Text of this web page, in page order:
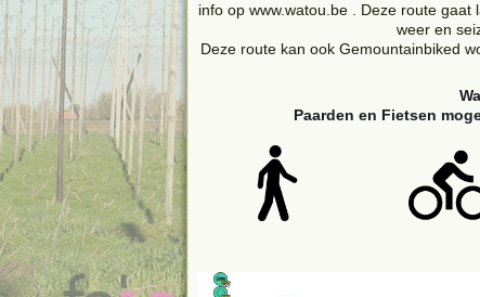
info op www.watou.be . Deze route
weer en
Deze route kan ook Gemountainbiked
Paarden en Fietsen